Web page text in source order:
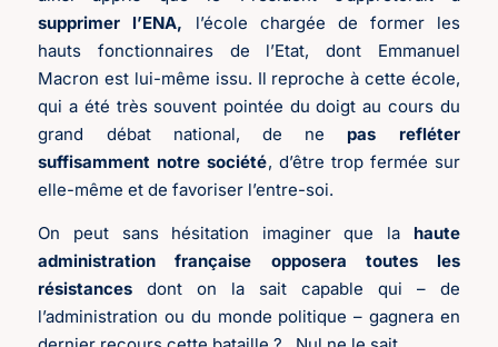
supprimer l’ENA, l’école chargée de former les
hauts fonctionnaires de l’Etat, dont Emmanuel
Macron est lui-même issu. Il reproche à cette école,
qui a été très souvent pointée du doigt au cours du
grand débat national, de ne pas refléter
suffisamment notre société, d’être trop fermée sur
elle-même et de favoriser l’entre-soi.
On peut sans hésitation imaginer que la haute
administration française opposera toutes les
résistances dont on la sait capable qui – de
l’administration ou du monde politique – gagnera en